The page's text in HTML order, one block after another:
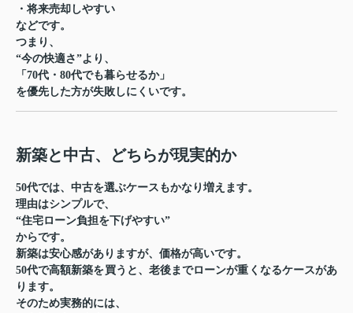
・将来売却しやすい
などです。
つまり、
“今の快適さ”より、
「70代・80代でも暮らせるか」
を優先した方が失敗しにくいです。
新築と中古、どちらが現実的か
50代では、中古を選ぶケースもかなり増えます。
理由はシンプルで、
“住宅ローン負担を下げやすい”
からです。
新築は安心感がありますが、価格が高いです。
50代で高額新築を買うと、老後までローンが重くなるケースがあ
ります。
そのため実務的には、